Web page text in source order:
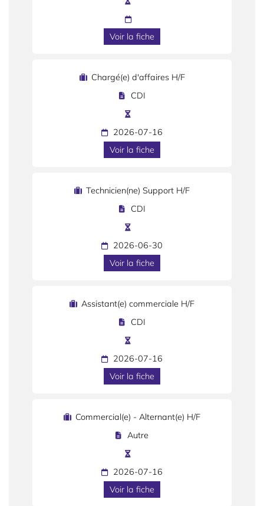
Voir la fiche
Chargé(e) d'affaires H/F
CDI
2026-07-16
Voir la fiche
Technicien(ne) Support H/F
CDI
2026-06-30
Voir la fiche
Assistant(e) commerciale H/F
CDI
2026-07-16
Voir la fiche
Commercial(e) - Alternant(e) H/F
Autre
2026-07-16
Voir la fiche